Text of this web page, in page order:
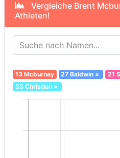
Vergleiche Brent
Athleten!
13 Mcburney 27 Baldwin × 21
33 Christian×